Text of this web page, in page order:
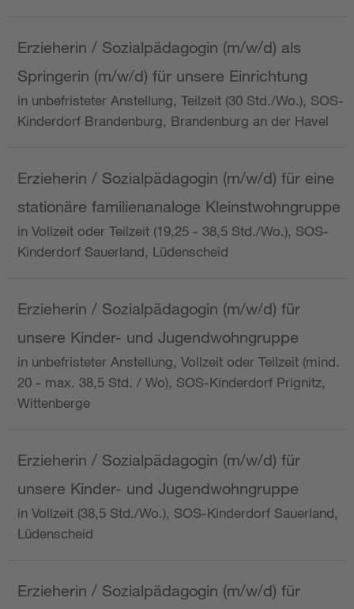
Erzieherin / Sozialpädagogin (m/w/d) als
Springerin (m/w/d) für unsere Einrichtung
in unbefristeter Anstellung, Teilzeit (30 Std./Wo.), SOS-
Kinderdorf Brandenburg, Brandenburg an der Havel
Erzieherin / Sozialpädagogin (m/w/d) für eine
stationäre familienanaloge Kleinstwohngruppe
in Vollzeit oder Teilzeit (19,25 - 38,5 Std./Wo.), SOS-
Kinderdorf Sauerland, Lüdenscheid
Erzieherin / Sozialpädagogin (m/w/d) für
unsere Kinder- und Jugendwohngruppe
in unbefristeter Anstellung, Vollzeit oder Teilzeit (mind.
20 - max. 38,5 Std. / Wo), SOS-Kinderdorf Prignitz,
Wittenberge
Erzieherin / Sozialpädagogin (m/w/d) für
unsere Kinder- und Jugendwohngruppe
in Vollzeit (38,5 Std./Wo.), SOS-Kinderdorf Sauerland,
Lüdenscheid
Erzieherin / Sozialpädagogin (m/w/d) für